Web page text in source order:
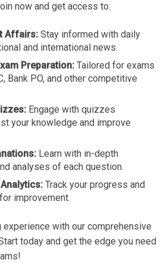
now and get access to:
Affairs: Stay informed with daily
and international news.
Preparation: Tailored for exams
Bank PO, and other competitive
Engage with quizzes
your knowledge and improve
Learn with in-depth
analyses of each question.
Track your progress and
improvement.
experience with our comprehensive
today and get the edge you need